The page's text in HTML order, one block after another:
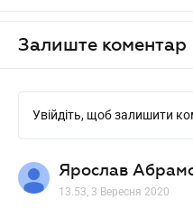
Залиште коментар
Увійдіть, щоб залишити
Ярослав
13.53, 3 Вересня 2020